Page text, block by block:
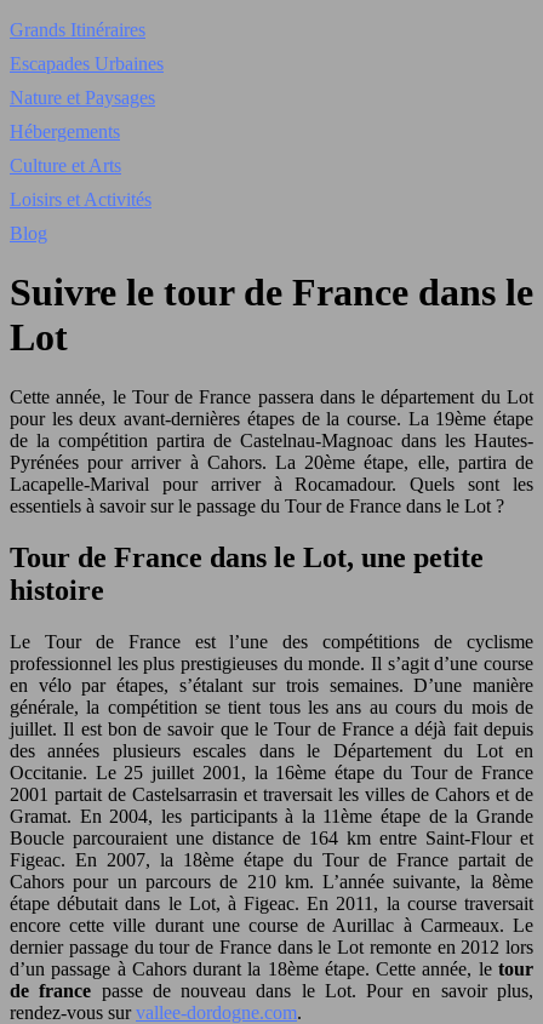
Grands Itinéraires
Escapades Urbaines
Nature et Paysages
Hébergements
Culture et Arts
Loisirs et Activités
Blog
Suivre le tour de France dans le
Lot
Cette année, le Tour de France passera dans le département du Lot
pour les deux avant-dernières étapes de la course. La 19ème étape
de la compétition partira de Castelnau-Magnoac dans les Hautes-
Pyrénées pour arriver à Cahors. La 20ème étape, elle, partira de
Lacapelle-Marival pour arriver à Rocamadour. Quels sont les
essentiels à savoir sur le passage du Tour de France dans le Lot ?
Tour de France dans le Lot, une petite
histoire
Le Tour de France est l’une des compétitions de cyclisme
professionnel les plus prestigieuses du monde. Il s’agit d’une course
en vélo par étapes, s’étalant sur trois semaines. D’une manière
générale, la compétition se tient tous les ans au cours du mois de
juillet. Il est bon de savoir que le Tour de France a déjà fait depuis
des années plusieurs escales dans le Département du Lot en
Occitanie. Le 25 juillet 2001, la 16ème étape du Tour de France
2001 partait de Castelsarrasin et traversait les villes de Cahors et de
Gramat. En 2004, les participants à la 11ème étape de la Grande
Boucle parcouraient une distance de 164 km entre Saint-Flour et
Figeac. En 2007, la 18ème étape du Tour de France partait de
Cahors pour un parcours de 210 km. L’année suivante, la 8ème
étape débutait dans le Lot, à Figeac. En 2011, la course traversait
encore cette ville durant une course de Aurillac à Carmeaux. Le
dernier passage du tour de France dans le Lot remonte en 2012 lors
d’un passage à Cahors durant la 18ème étape. Cette année, le tour
de france passe de nouveau dans le Lot. Pour en savoir plus,
rendez-vous survallee-dordogne.com.